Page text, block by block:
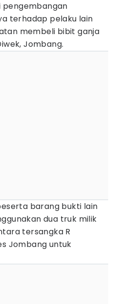
pengembangan
terhadap pelaku lain
membeli bibit ganja
Jombang.
barang bukti lain
dua truk milik
tersangka R
Jombang untuk